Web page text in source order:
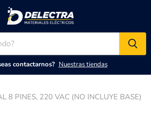
contactarnos? Nuestras tiendas
8 PINES, 220 VAC (NO INCLUYE BASE)